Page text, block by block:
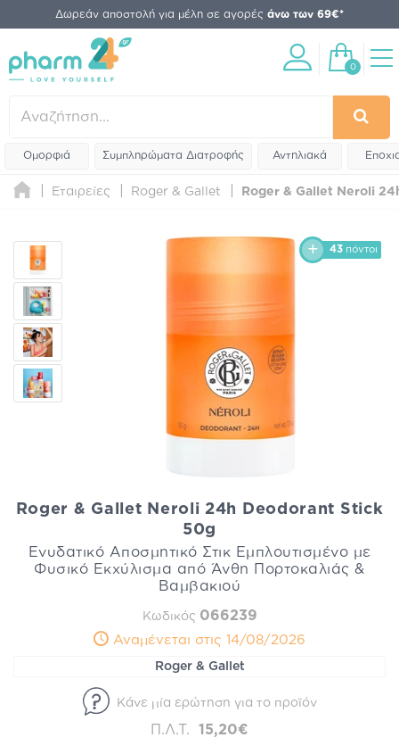
Δωρεάν αποστολή για μέλη σε αγορές άνω των 69€*
0
Ομορφιά Συμπληρώματα Διατροφής Αντηλιακά
Εταιρείες Roger & Gallet Roger & Gallet Neroli
43 πόντοι
Roger & Gallet Neroli 24h Deodorant Stick
50g
Ενυδατικό Αποσμητικό Στικ Εμπλουτισμένο με
Φυσικό Εκχύλισμα από Άνθη Πορτοκαλιάς &
Βαμβακιού
Κωδικός 066239
Αναμένεται στις 14/08/2026
Roger & Gallet
Κάνε μία ερώτηση για το προϊόν
Π.Λ.Τ. 15,20€